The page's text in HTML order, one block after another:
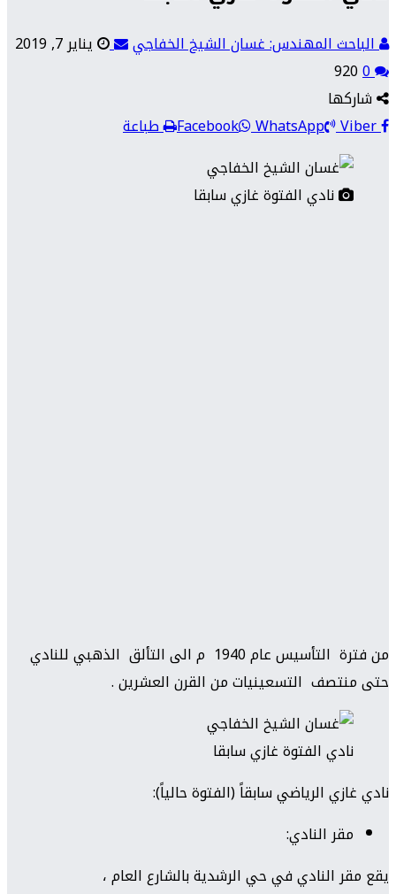
الباحث المهندس: غسان الشيخ الخفاجي
يناير 7, 2019
0
شاركها
Facebook
WhatsApp Viber طباعة
نادي الفتوة غازي سابقا
من فترة التأسيس عام 1940 م الى التألق الذهبي للنادي
حتى منتصف التسعينيات من القرن العشرين .
نادي الفتوة غازي سابقا
نادي غازي الرياضي سابقاً (الفتوة حالياً):
مقر النادي:
يقع مقر النادي في حي الرشدية بالشارع العام ،